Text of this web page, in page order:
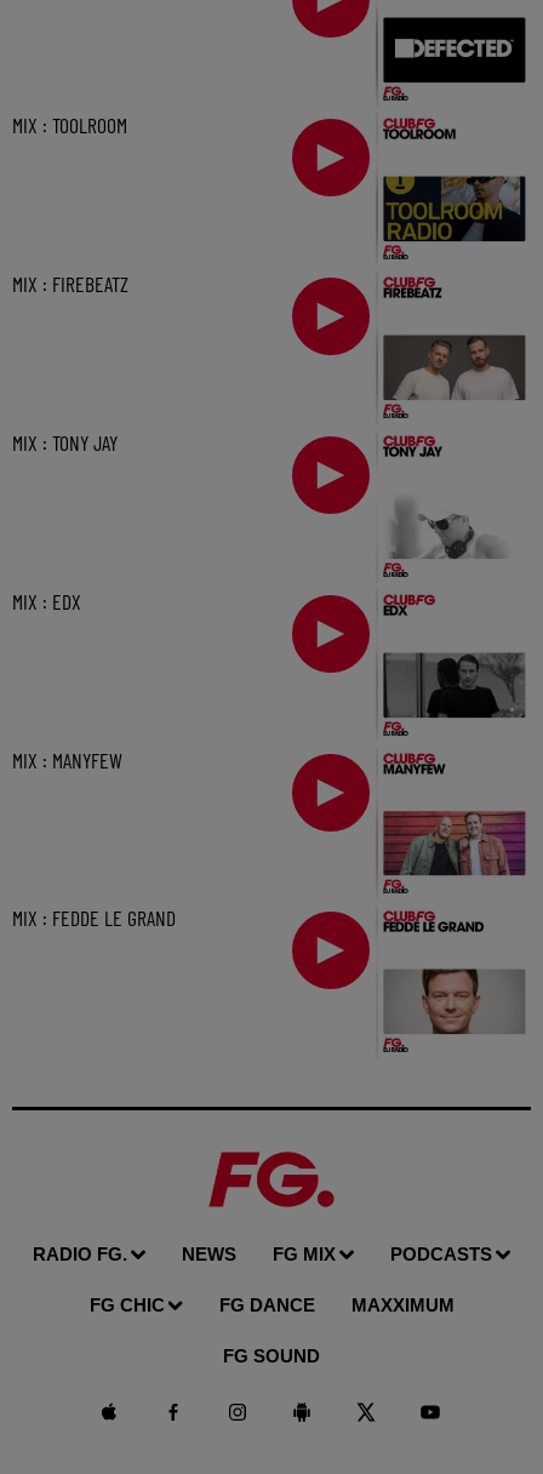
MIX : TOOLROOM
MIX : FIREBEATZ
MIX : TONY JAY
MIX : EDX
MIX : MANYFEW
MIX : FEDDE LE GRAND
RADIO FG. NEWS FG MIX PODCASTS
FG CHIC FG DANCE MAXXIMUM
FG SOUND